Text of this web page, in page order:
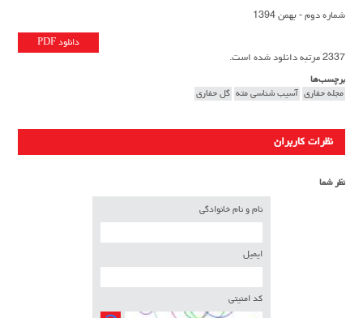
شماره دوم - بهمن 1394
دانلود PDF
2337 مرتبه دانلود شده است.
برچسب‌ها
مجله حفاری آسیب شناسى مته گل حفارى
نظرات کاربران
نظر شما
نام و نام خانوادگی
ایمیل
کد امنیتی